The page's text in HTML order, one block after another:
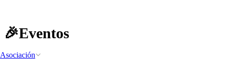
Asociación
🎉Eventos